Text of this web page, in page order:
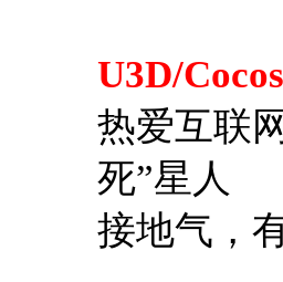
U3D/
热爱互联
死”星人
接地气，